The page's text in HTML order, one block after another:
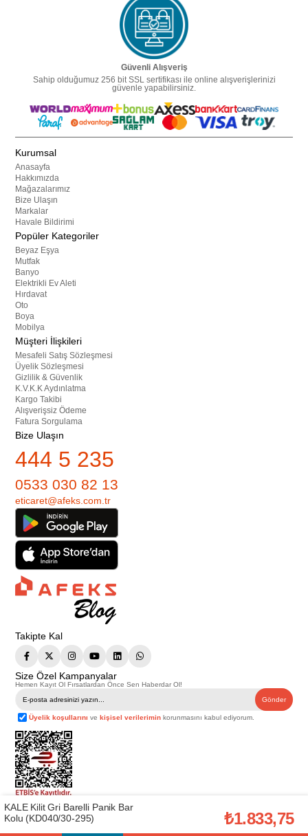
Güvenli Alışveriş
Sahip olduğumuz 256 bit SSL sertifikası ile online alışverişlerinizi
güvenle yapabilirsiniz.
Kurumsal
Anasayfa
Hakkımızda
Mağazalarımız
Bize Ulaşın
Markalar
Havale Bildirimi
Popüler Kategoriler
Beyaz Eşya
Mutfak
Banyo
Elektrikli Ev Aleti
Hırdavat
Oto
Boya
Mobilya
Müşteri İlişkileri
Mesafeli Satış Sözleşmesi
Üyelik Sözleşmesi
Gizlilik & Güvenlik
K.V.K.K Aydınlatma
Kargo Takibi
Alışverişsiz Ödeme
Fatura Sorgulama
Bize Ulaşın
444 5 235
0533 030 82 13
eticaret@afeks.com.tr
Takipte Kal
Size Özel Kampanyalar
Hemen Kayıt Ol Fırsatlardan Önce Sen Haberdar Ol!
Gönder
Üyelik koşullarını vekişisel verilerimin korunmasını kabul ediyorum.
Telif Hakkı © 2026Afeks Yapı Market
. Tüm hakları saklıdır.
Bu web sitesindeki tüm ürünler ticari amaçlıdır. Web sitemizde yer alan
görsel ve yazılı içerikler firmamıza ait olup, firmamızın yazılı izni alınmadan
KALE Kilit Gri Barelli Panik Bar
Kolu (KD040/30-295)
₺1.833,75